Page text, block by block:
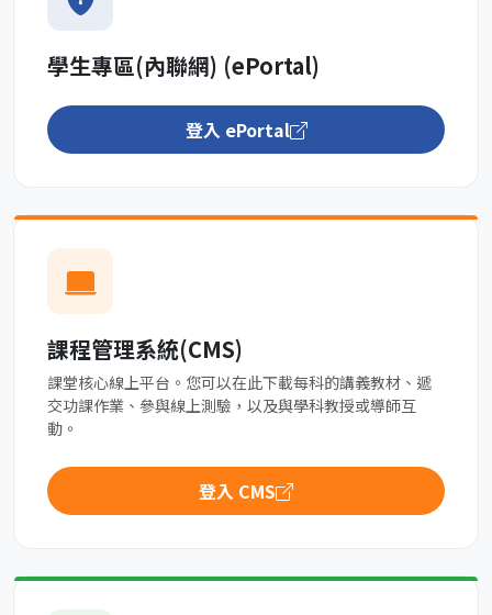
學生專區(內聯網) (ePortal)
登入 ePortal
課程管理系統(CMS)
課堂核心線上平台。您可以在此下載每科的講義教材、遞
交功課作業、參與線上測驗，以及與學科教授或導師互
動。
登入 CMS